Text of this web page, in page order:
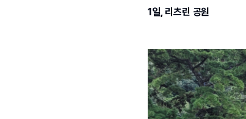
1일, 리츠린 공원